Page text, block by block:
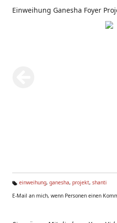
Einweihung Ganesha Foyer
g
einweihung, ganesha, projekt, shanti
E-Mail an mich, wenn Personen einen